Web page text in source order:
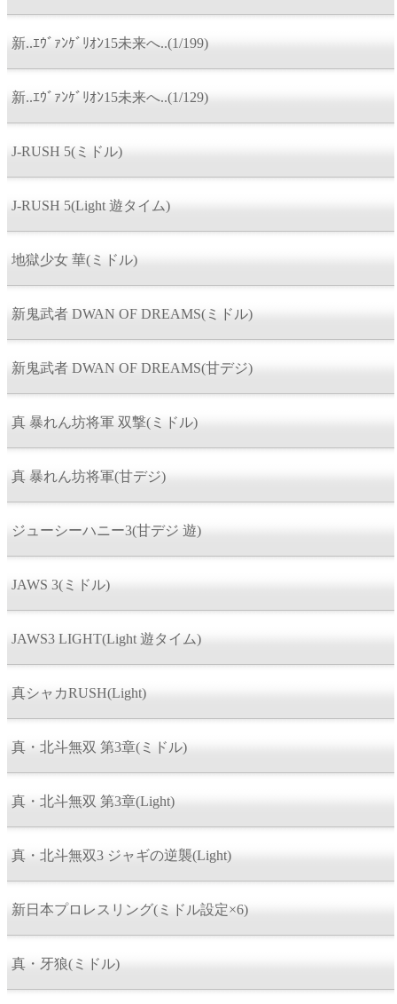
新..ｴｳﾞｧﾝｹﾞﾘｵﾝ15未来へ..(1/199)
新..ｴｳﾞｧﾝｹﾞﾘｵﾝ15未来へ..(1/129)
J-RUSH 5(ミドル)
J-RUSH 5(Light 遊タイム)
地獄少女 華(ミドル)
新鬼武者 DWAN OF DREAMS(ミドル)
新鬼武者 DWAN OF DREAMS(甘デジ)
真 暴れん坊将軍 双撃(ミドル)
真 暴れん坊将軍(甘デジ)
ジューシーハニー3(甘デジ 遊)
JAWS 3(ミドル)
JAWS3 LIGHT(Light 遊タイム)
真シャカRUSH(Light)
真・北斗無双 第3章(ミドル)
真・北斗無双 第3章(Light)
真・北斗無双3 ジャギの逆襲(Light)
新日本プロレスリング(ミドル設定×6)
真・牙狼(ミドル)